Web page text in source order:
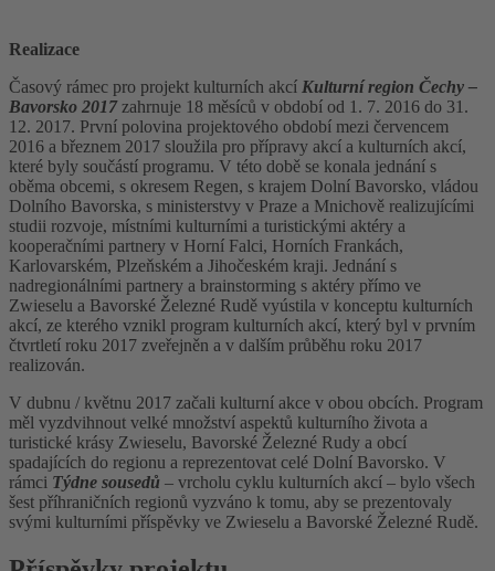
Realizace
Časový rámec pro projekt kulturních akcí Kulturní region Čechy –
Bavorsko 2017zahrnuje 18 měsíců v období od 1. 7. 2016 do 31.
12. 2017. První polovina projektového období mezi červencem
2016 a březnem 2017 sloužila pro přípravy akcí a kulturních akcí,
které byly součástí programu. V této době se konala jednání s
oběma obcemi, s okresem Regen, s krajem Dolní Bavorsko, vládou
Dolního Bavorska, s ministerstvy v Praze a Mnichově realizujícími
studii rozvoje, místními kulturními a turistickými aktéry a
kooperačními partnery v Horní Falci, Horních Frankách,
Karlovarském, Plzeňském a Jihočeském kraji. Jednání s
nadregionálními partnery a brainstorming s aktéry přímo ve
Zwieselu a Bavorské Železné Rudě vyústila v konceptu kulturních
akcí, ze kterého vznikl program kulturních akcí, který byl v prvním
čtvrtletí roku 2017 zveřejněn a v dalším průběhu roku 2017
realizován.
V dubnu / květnu 2017 začali kulturní akce v obou obcích. Program
měl vyzdvihnout velké množství aspektů kulturního života a
turistické krásy Zwieselu, Bavorské Železné Rudy a obcí
spadajících do regionu a reprezentovat celé Dolní Bavorsko. V
rámci Týdne sousedů – vrcholu cyklu kulturních akcí – bylo všech
šest příhraničních regionů vyzváno k tomu, aby se prezentovaly
svými kulturními příspěvky ve Zwieselu a Bavorské Železné Rudě.